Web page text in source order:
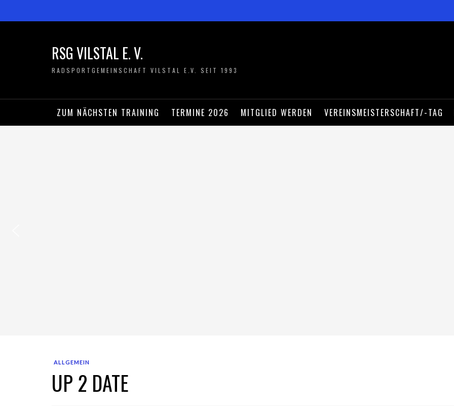
RSG VILSTAL E. V.
RADSPORTGEMEINSCHAFT VILSTAL E.V. SEIT 1993
ZUM NÄCHSTEN TRAINING TERMINE 2026 MITGLIED WERDEN VEREINSMEISTERSCHAFT/-TAG
ALLGEMEIN
UP 2 DATE